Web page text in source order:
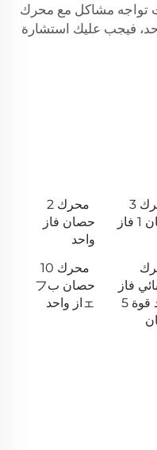
تواجه مشاكل مع محرك
فيجب عليك استشارة
محرك 3
محرك 2
حصان فاز
واحد
فاز
واحد قوة 5
محرك 10
حصان بフ
ェاز واحد